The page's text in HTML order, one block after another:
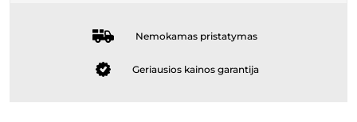
Nemokamas pristatymas
Geriausios kainos garantija